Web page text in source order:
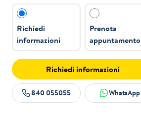
Richiedi
informazioni
Prenota
appuntamento
Richiedi informazioni
840 055055 WhatsApp